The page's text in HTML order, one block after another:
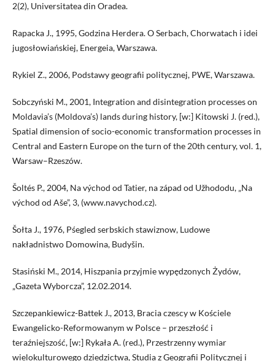
2(2), Universitatea din Oradea.
Rapacka J., 1995, Godzina Herdera. O Serbach, Chorwatach i idei
jugosłowiańskiej, Energeia, Warszawa.
Rykiel Z., 2006, Podstawy geografii politycznej, PWE, Warszawa.
Sobczyński M., 2001, Integration and disintegration processes on
Moldavia’s (Moldova’s) lands during history, [w:] Kitowski J. (red.),
Spatial dimension of socio-economic transformation processes in
Central and Eastern Europe on the turn of the 20th century, vol. 1,
Warsaw–Rzeszów.
Šoltés P., 2004, Na východ od Tatier, na západ od Užhododu, „Na
východ od Aše”, 3, (www.navychod.cz).
Šołta J., 1976, Pśegled serbskich stawiznow, Ludowe
nakładnistwo Domowina, Budyšin.
Stasiński M., 2014, Hiszpania przyjmie wypędzonych Żydów,
„Gazeta Wyborcza”, 12.02.2014.
Szczepankiewicz-Battek J., 2013, Bracia czescy w Kościele
Ewangelicko-Reformowanym w Polsce – przeszłość i
teraźniejszość, [w:] Rykała A. (red.), Przestrzenny wymiar
wielokulturowego dziedzictwa, Studia z Geografii Politycznej i